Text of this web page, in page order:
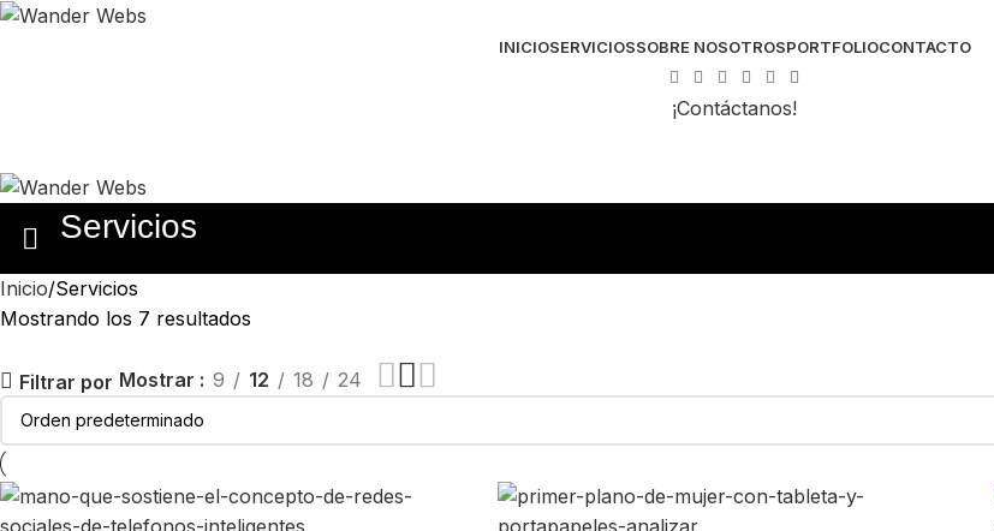
INICIOSERVICIOSSOBRE NOSOTROSPORTFOLIOCONTACTO
¡Contáctanos!
Servicios
Inicio Servicios
Mostrando los 7 resultados
Filtrar por Mostrar 9 12 18 24